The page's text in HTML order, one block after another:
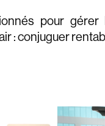
pour gérer
: conjuguer